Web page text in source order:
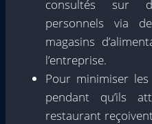
consultés sur
personnels via
magasins
l’entreprise.
Pour minimiser
pendant qu’ils
restaurant